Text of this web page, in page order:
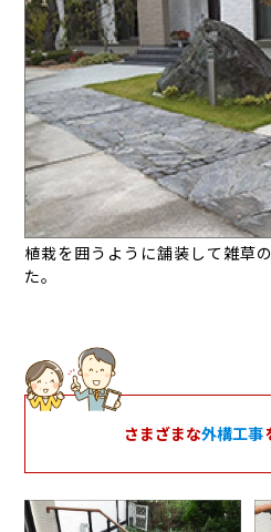
植栽を囲うように舗装して雑草
た。
さまざまな外構工事